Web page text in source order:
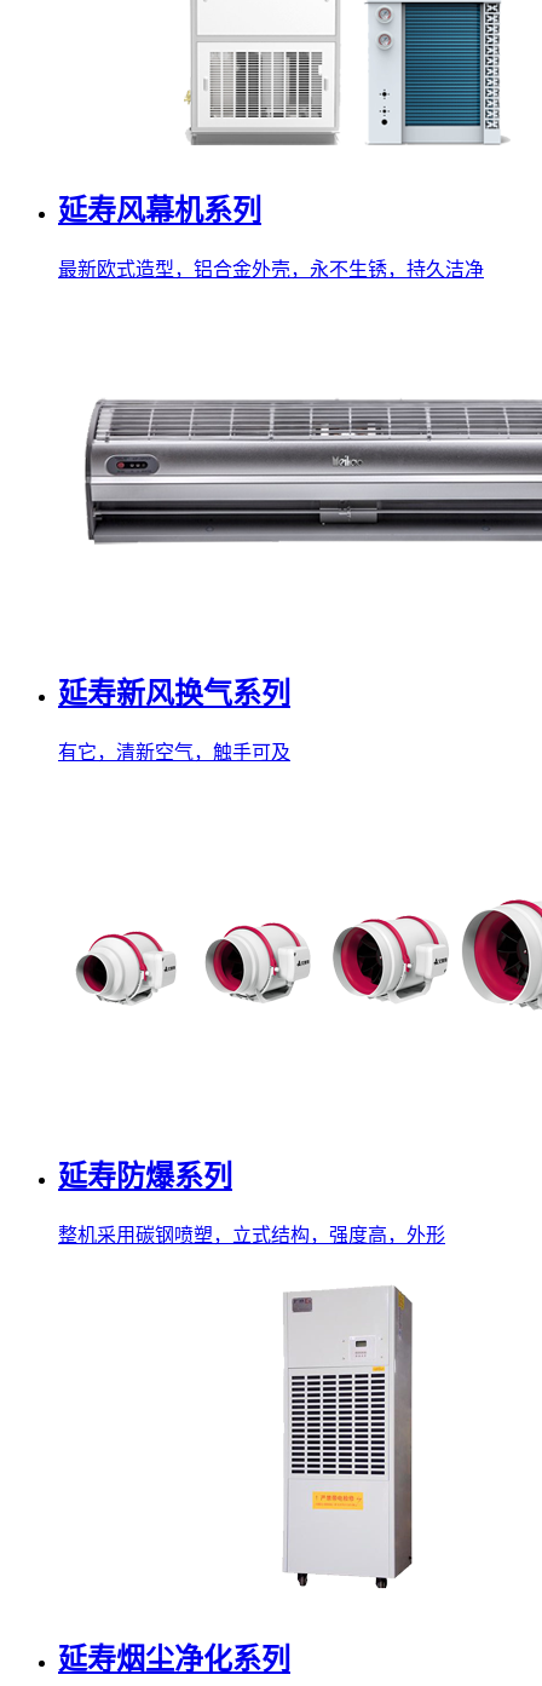
延寿风幕机系列
最新欧式造型，铝合金外壳，永不生锈，持久洁净
延寿新风换气系列
有它，清新空气，触手可及
延寿防爆系列
整机采用碳钢喷塑，立式结构，强度高，外形
延寿烟尘净化系列